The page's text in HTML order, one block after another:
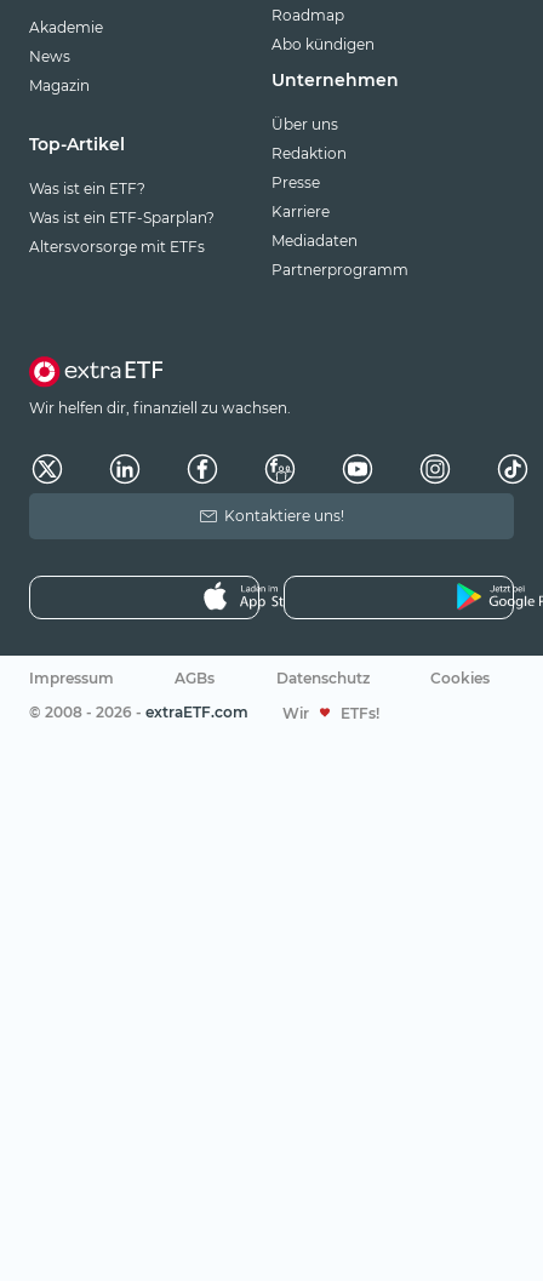
Akademie
News
Magazin
Top-Artikel
Was ist ein ETF?
Was ist ein ETF-Sparplan?
Altersvorsorge mit ETFs
Roadmap
Abo kündigen
Unternehmen
Über uns
Redaktion
Presse
Karriere
Mediadaten
Partnerprogramm
Wir helfen dir, finanziell zu wachsen.
Kontaktiere uns!
Impressum AGBs Datenschutz
Cookies
© 2008 - 2026 - extraETF.com Wir ETFs!